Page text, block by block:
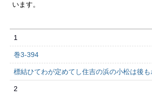
います。
1
巻3-394
標結ひてわが定めてし住吉の浜の小松は後
2